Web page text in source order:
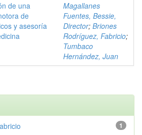
de una
de
y asesoría
Magallanes
Fuentes, Bessie,
Director; Briones
Rodríguez, Fabricio;
Tumbaco
Hernández, Juan
1